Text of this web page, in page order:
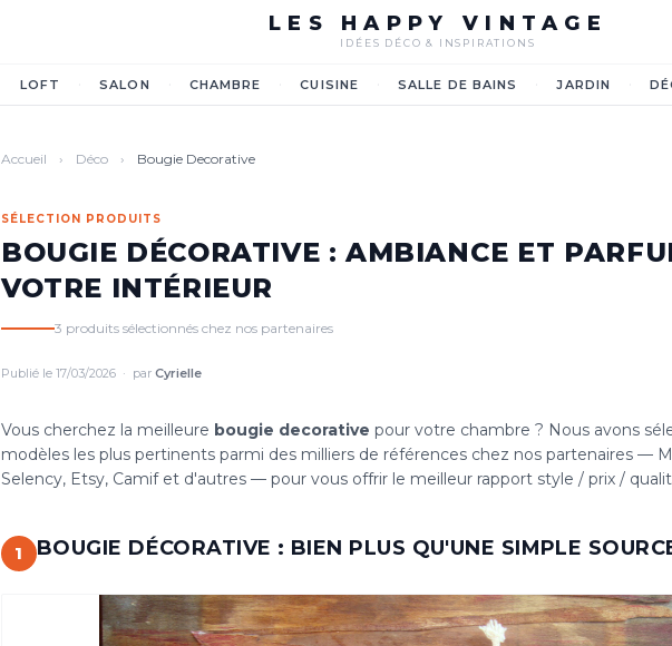
LES HAPPY VINTAGE
IDÉES DÉCO & INSPIRATIONS
LOFT SALON CHAMBRE CUISINE SALLE DE BAINS JARDIN
Accueil › Déco › Bougie Decorative
SÉLECTION PRODUITS
BOUGIE DÉCORATIVE : AMBIANCE ET
VOTRE INTÉRIEUR
3 produits sélectionnés chez nos partenaires
Publié le 17/03/2026 · par Cyrielle
Vous cherchez la meilleure bougie decorative pour votre chambre ? Nous avons
modèles les plus pertinents parmi des milliers de références chez nos partenaires —
Selency, Etsy, Camif et d'autres — pour vous offrir le meilleur rapport style / prix /
1 BOUGIE DÉCORATIVE : BIEN PLUS QU'UNE SIMPLE